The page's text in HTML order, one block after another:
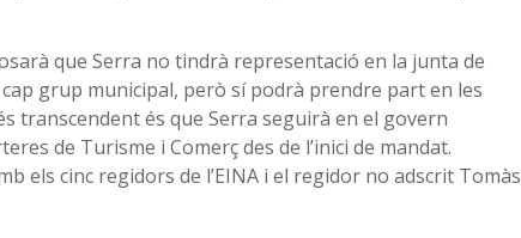
que Serra no tindrà representació en la junta de
grup municipal, però sí podrà prendre part en les
transcendent és que Serra seguirà en el govern
de Turisme i Comerç des de l’inici de mandat.
els cinc regidors de l’EINA i el regidor no adscrit Tomàs